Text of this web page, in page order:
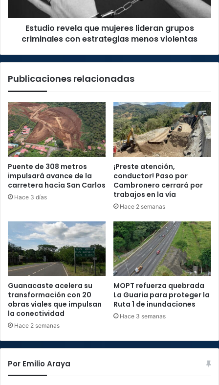
estrategias
menos
violentas
Estudio revela que mujeres lideran grupos
criminales con estrategias menos violentas
Publicaciones relacionadas
Puente de 308 metros
impulsará avance de la
carretera hacia San Carlos
Hace 3 días
¡Preste atención,
conductor! Paso por
Cambronero cerrará por
trabajos en la vía
Hace 2 semanas
Guanacaste acelera su
transformación con 20
obras viales que impulsan
la conectividad
Hace 2 semanas
MOPT refuerza quebrada
La Guaria para proteger la
Ruta 1 de inundaciones
Hace 3 semanas
Por Emilio Araya